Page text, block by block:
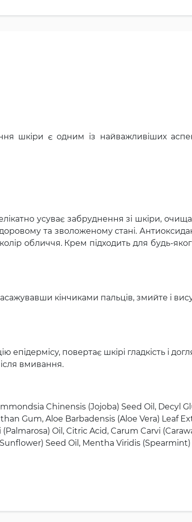
шкіри є одним із найважливіших
усуває забруднення зі шкіри,
та зволоженому стані.
обличчя. Крем підходить для будь-
кінчиками пальців, змийте і
повертає шкірі гладкість і
вмивання.
Chinensis (Jojoba) Seed Oil, Decyl
Gum, Aloe Barbadensis (Aloe Vera) Leaf
Oil, Citric Acid, Carum Carvi
Seed Oil, Mentha Viridis (Spearmint)